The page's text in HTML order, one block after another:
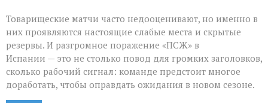
Товарищеские матчи часто недооценивают, но именно в
них проявляются настоящие слабые места и скрытые
резервы. И разгромное поражение «ПСЖ» в
Испании — это не столько повод для громких заголовков,
сколько рабочий сигнал: команде предстоит многое
доработать, чтобы оправдать ожидания в новом сезоне.